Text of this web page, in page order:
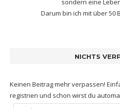
sondern eine
Darum bin ich mitüber 50
NICHTS
Keinen Beitrag mehr verpassen!
registrien und schon wirst du